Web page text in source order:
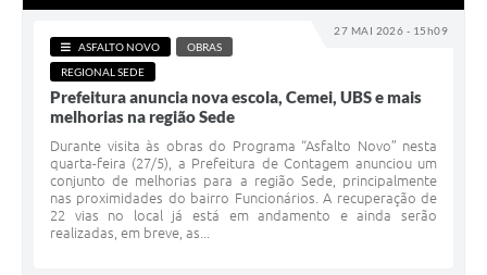
27 MAI 2026 - 15h09
ASFALTO NOVO
OBRAS
REGIONAL SEDE
Prefeitura anuncia nova escola, Cemei, UBS e mais
melhorias na região Sede
Durante visita às obras do Programa “Asfalto Novo” nesta
quarta-feira (27/5), a Prefeitura de Contagem anunciou um
conjunto de melhorias para a região Sede, principalmente
nas proximidades do bairro Funcionários. A recuperação de
22 vias no local já está em andamento e ainda serão
realizadas, em breve, as...